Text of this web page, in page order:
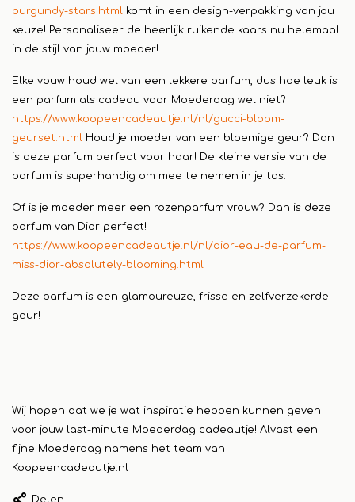
burgundy-stars.html komt in een design-verpakking van jou
keuze! Personaliseer de heerlijk ruikende kaars nu helemaal
in de stijl van jouw moeder!
Elke vouw houd wel van een lekkere parfum, dus hoe leuk is
een parfum als cadeau voor Moederdag wel niet?
https://www.koopeencadeautje.nl/nl/gucci-bloom-
geurset.html Houd je moeder van een bloemige geur? Dan
is deze parfum perfect voor haar! De kleine versie van de
parfum is superhandig om mee te nemen in je tas.
Of is je moeder meer een rozenparfum vrouw? Dan is deze
parfum van Dior perfect!
https://www.koopeencadeautje.nl/nl/dior-eau-de-parfum-
miss-dior-absolutely-blooming.html
Deze parfum is een glamoureuze, frisse en zelfverzekerde
geur!
Wij hopen dat we je wat inspiratie hebben kunnen geven
voor jouw last-minute Moederdag cadeautje! Alvast een
fijne Moederdag namens het team van
Koopeencadeautje.nl
Delen